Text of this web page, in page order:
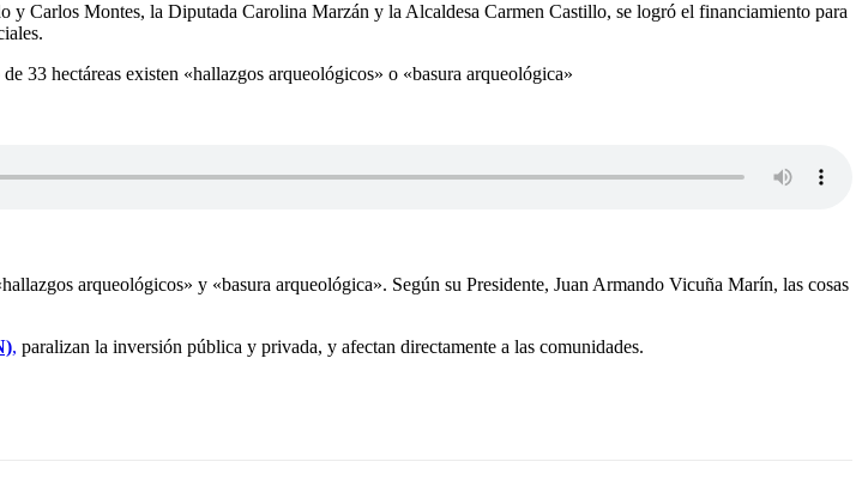
Carlos Montes, la Diputada Carolina Marzán y la Alcaldesa Carmen Castillo, se logró el financiamiento para
33 hectáreas existen «hallazgos arqueológicos» o «basura arqueológica»
arqueológicos» y «basura arqueológica». Según su Presidente, Juan Armando Vicuña Marín, las cosas
, paralizan la inversión pública y privada, y afectan directamente a las comunidades.